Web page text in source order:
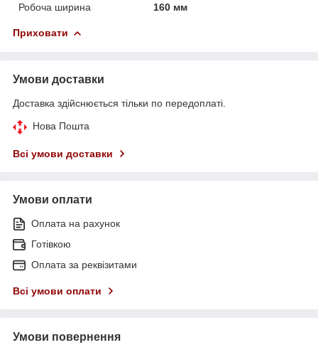
Робоча ширина
160 мм
Приховати
Умови доставки
Доставка здійснюється тільки по передоплаті.
Нова Пошта
Всі умови доставки
Умови оплати
Оплата на рахунок
Готівкою
Оплата за реквізитами
Всі умови оплати
Умови повернення